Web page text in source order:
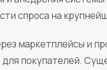
спроса на
маркетплейсы и
покупателей.